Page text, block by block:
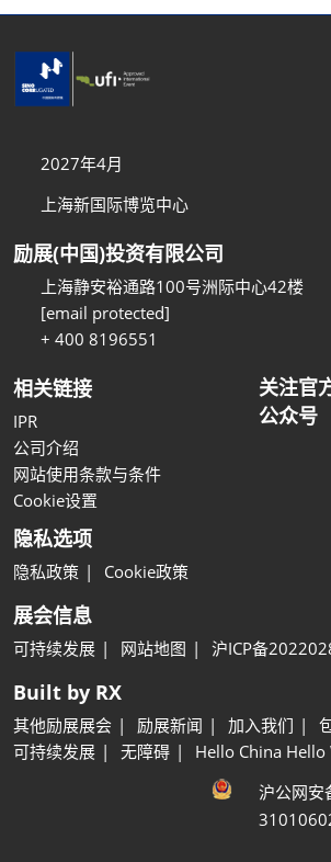
2027年4月
上海新国际博览中心
励展(中国)投资有限公司
上海静安裕通路100号洲际中心42楼
[email protected]
+ 400 8196551
相关链接
IPR
公司介绍
网站使用条款与条件
Cookie设置
关注官
公众号
隐私选项
隐私政策 Cookie政策
展会信息
可持续发展 网站地图 沪ICP备
Built by RX
其他励展展会 励展新闻 加入我们
可持续发展
无障碍
Hello China Hello
沪公网安